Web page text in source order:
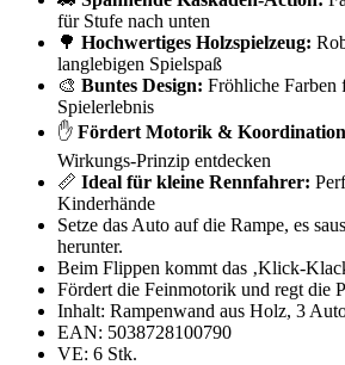
für Stufe nach unten
🌳 Hochwertiges Holzspielzeug:
langlebigen Spielspaß
🎨 Buntes Design: Fröhliche Farben
Spielerlebnis
✋ Fördert Motorik &
Wirkungs-Prinzip entdecken
📏 Ideal für kleine Rennfahrer:
Kinderhände
Setze das Auto auf die Rampe, es
herunter.
Beim Flippen kommt das ‚Klick-
Fördert die Feinmotorik und regt die
Inhalt: Rampenwand aus Holz, 3
EAN: 5038728100790
VE: 6 Stk.